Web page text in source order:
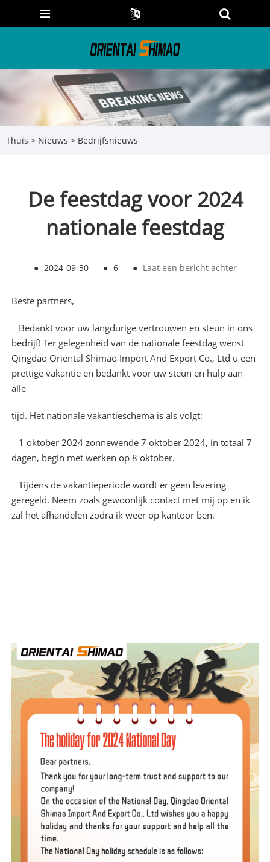
Thuis > Nieuws > Bedrijfsnieuws
De feestdag voor 2024
nationale feestdag
● 2024-09-30 ● 6 ● Laat een bericht achter
Beste partners,
Bedankt voor uw langdurige vertrouwen en steun in ons
bedrijf! Ter gelegenheid van de nationale feestdag wenst
Qingdao Oriental Shimao Import And Export Co., Ltd u een
prettige vakantie en bedankt voor uw steun en hulp aan
alle
tijd. Het nationale vakantieschema is als volgt:
1 oktober 2024 zonnewende 7 oktober 2024, in totaal 7
dagen, begin met werken op 8 oktober.
Tijdens de vakantieperiode wordt er geen levering
geregeld. Neem zoals gewoonlijk contact met mij op en ik
zal het afhandelen zodra ik weer op kantoor ben.